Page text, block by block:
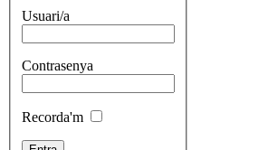
Usuari/a
Contrasenya
Recorda'm